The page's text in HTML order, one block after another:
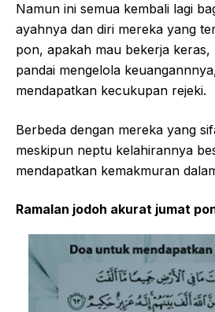
Namun ini semua kembali lagi
ayahnya dan diri mereka yang
pon, apakah mau bekerja
pandai mengelola
mendapatkan kecukupan rejeki.
Berbeda dengan mereka yang
meskipun neptu kelahirannya
mendapatkan kemakmuran
Ramalan jodoh akurat jumat